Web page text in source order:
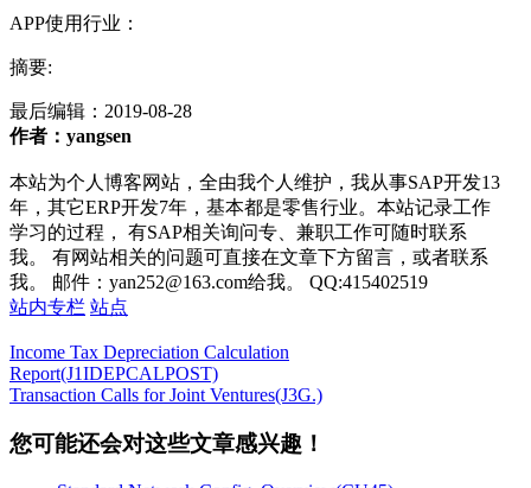
APP使用行业：
摘要:
最后编辑： 2019-08-28
作者：yangsen
本站为个人博客网站，全由我个人维护，我从事SAP开发13
年，其它ERP开发7年，基本都是零售行业。本站记录工作
学习的过程， 有SAP相关询问专、兼职工作可随时联系
我。 有网站相关的问题可直接在文章下方留言，或者联系
我。 邮件：yan252@163.com给我。 QQ:415402519
站内专栏 站点
Income Tax Depreciation Calculation
Report(J1IDEPCALPOST)
Transaction Calls for Joint Ventures(J3G.)
您可能还会对这些文章感兴趣！